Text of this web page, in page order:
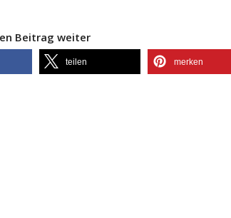
Beitrag weiter
teilen merken